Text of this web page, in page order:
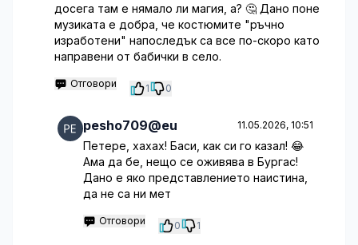
досега там е нямало ли магия, а? 🤔 Дано поне
музиката е добра, че костюмите "ръчно
изработени" напоследък са все по-скоро като
направени от бабички в село.
Отговори 1 0
pesho709@eu 11.05.2026, 10:51
Петере, хахах! Баси, как си го казал! 😂
Ама да бе, нещо се оживява в Бургас!
Дано е яко представлението наистина,
да не са ни мет
Отговори 0 1